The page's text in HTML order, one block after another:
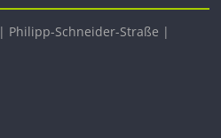
| Philipp-Schneider-Straße |